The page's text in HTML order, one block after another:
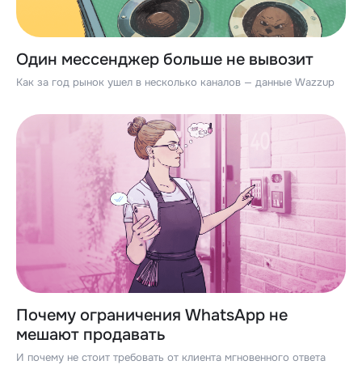
Один мессенджер больше не вывозит
Как за год рынок ушел в несколько каналов — данные Wazzup
Почему ограничения WhatsApp не
мешают продавать
И почему не стоит требовать от клиента мгновенного ответа